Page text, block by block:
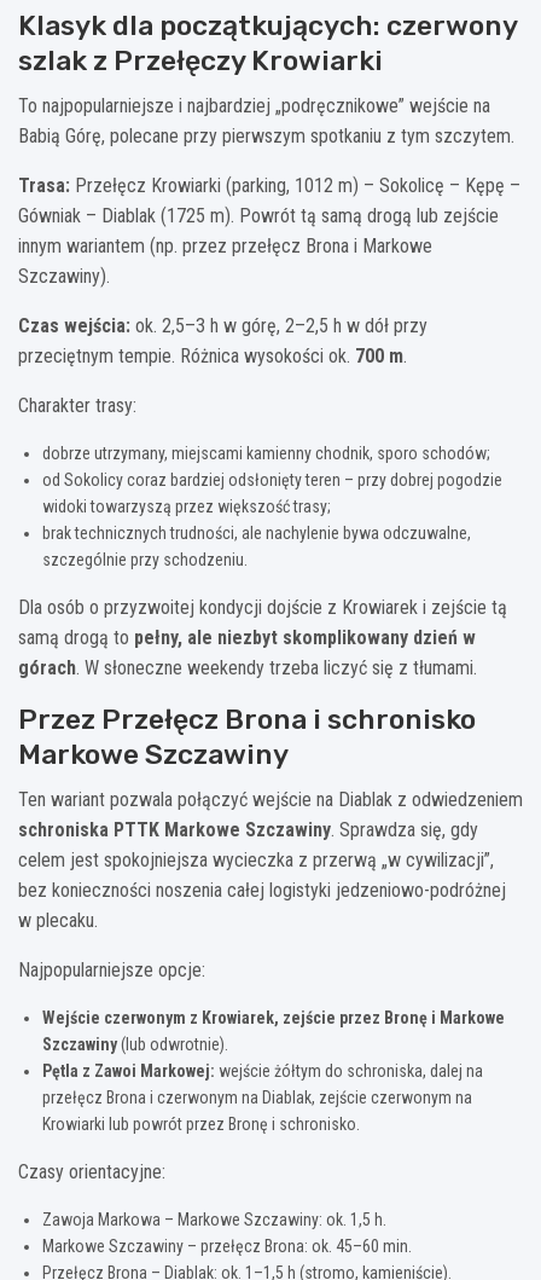
Klasyk dla początkujących: czerwony
szlak z Przełęczy Krowiarki
To najpopularniejsze i najbardziej „podręcznikowe” wejście na
Babią Górę, polecane przy pierwszym spotkaniu z tym szczytem.
Trasa: Przełęcz Krowiarki (parking, 1012 m) – Sokolicę – Kępę –
Gówniak – Diablak (1725 m). Powrót tą samą drogą lub zejście
innym wariantem (np. przez przełęcz Brona i Markowe
Szczawiny).
Czas wejścia: ok. 2,5–3 h w górę, 2–2,5 h w dół przy
przeciętnym tempie. Różnica wysokości ok. 700 m.
Charakter trasy:
dobrze utrzymany, miejscami kamienny chodnik, sporo schodów;
od Sokolicy coraz bardziej odsłonięty teren – przy dobrej pogodzie
widoki towarzyszą przez większość trasy;
brak technicznych trudności, ale nachylenie bywa odczuwalne,
szczególnie przy schodzeniu.
Dla osób o przyzwoitej kondycji dojście z Krowiarek i zejście tą
samą drogą to pełny, ale niezbyt skomplikowany dzień w
górach. W słoneczne weekendy trzeba liczyć się z tłumami.
Przez Przełęcz Brona i schronisko
Markowe Szczawiny
Ten wariant pozwala połączyć wejście na Diablak z odwiedzeniem
schroniska PTTK Markowe Szczawiny. Sprawdza się, gdy
celem jest spokojniejsza wycieczka z przerwą „w cywilizacji”,
bez konieczności noszenia całej logistyki jedzeniowo-podróżnej
w plecaku.
Najpopularniejsze opcje:
Wejście czerwonym z Krowiarek, zejście przez Bronę i Markowe
Szczawiny(lub odwrotnie).
Pętla z Zawoi Markowej: wejście żółtym do schroniska, dalej na
przełęcz Brona i czerwonym na Diablak, zejście czerwonym na
Krowiarki lub powrót przez Bronę i schronisko.
Czasy orientacyjne:
Zawoja Markowa – Markowe Szczawiny: ok. 1,5 h.
Markowe Szczawiny – przełęcz Brona: ok. 45–60 min.
Przełęcz Brona – Diablak: ok. 1–1,5 h (stromo, kamieniście).